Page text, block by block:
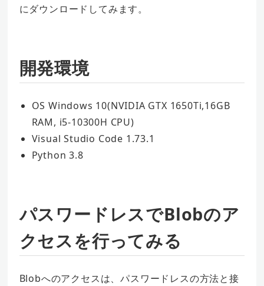
にダウンロードしてみます。
開発環境
OS Windows 10(NVIDIA GTX 1650Ti,16GB
RAM, i5-10300H CPU)
Visual Studio Code 1.73.1
Python 3.8
パスワードレスでBlobのア
クセスを行ってみる
Blobへのアクセスは、パスワードレスの方法と接